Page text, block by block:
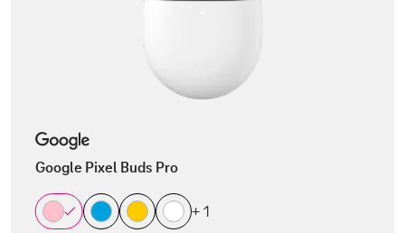
Google Pixel Buds Pro
+ 1